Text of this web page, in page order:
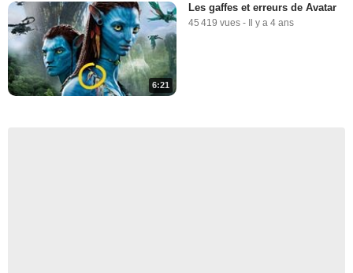
6:21
Les gaffes et erreurs de Avatar
45 419 vues - Il y a 4 ans